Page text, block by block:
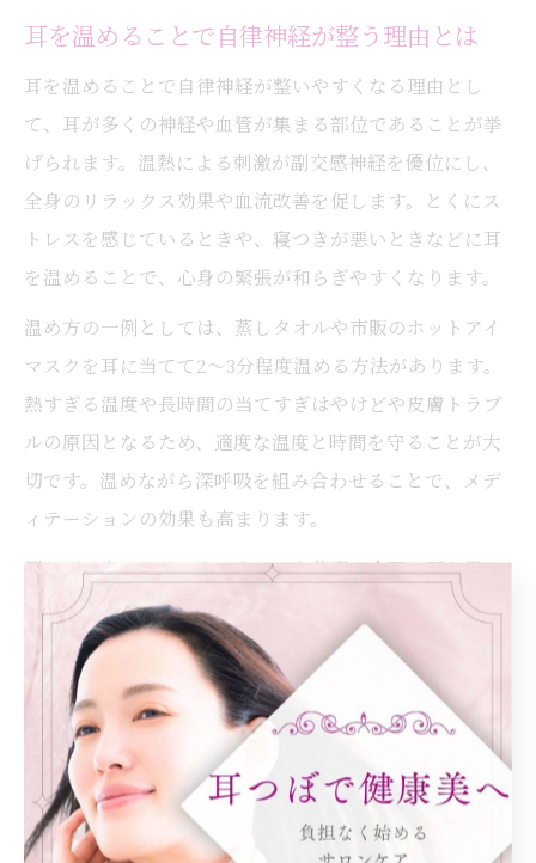
耳を温めることで自律神経が整う理由とは
耳を温めることで自律神経が整いやすくなる理由とし
て、耳が多くの神経や血管が集まる部位であることが挙
げられます。温熱による刺激が副交感神経を優位にし、
全身のリラックス効果や血流改善を促します。とくにス
トレスを感じているときや、寝つきが悪いときなどに耳
を温めることで、心身の緊張が和らぎやすくなります。
温め方の一例としては、蒸しタオルや市販のホットアイ
マスクを耳に当てて2～3分程度温める方法があります。
熱すぎる温度や長時間の当てすぎはやけどや皮膚トラブ
ルの原因となるため、適度な温度と時間を守ることが大
切です。温めながら深呼吸を組み合わせることで、メデ
ィテーションの効果も高まります。
例えば、夜のリラックスタイムや仕事の合間に耳を温め
る習慣を取り入れることで、肩こりや目の疲れの軽減も
期待できます。自律神経の乱れを感じやすい方や、メデ
ィテーション初心者にもおすすめの簡単セルフケアで
耳つぼジュエリーで自律神経ケアを続けるコ
ツ